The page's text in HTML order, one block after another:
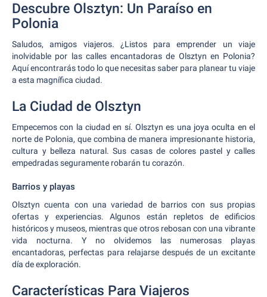
Descubre Olsztyn: Un Paraíso en
Polonia
Saludos, amigos viajeros. ¿Listos para emprender un viaje
inolvidable por las calles encantadoras de Olsztyn en Polonia?
Aquí encontrarás todo lo que necesitas saber para planear tu viaje
a esta magnífica ciudad.
La Ciudad de Olsztyn
Empecemos con la ciudad en sí. Olsztyn es una joya oculta en el
norte de Polonia, que combina de manera impresionante historia,
cultura y belleza natural. Sus casas de colores pastel y calles
empedradas seguramente robarán tu corazón.
Barrios y playas
Olsztyn cuenta con una variedad de barrios con sus propias
ofertas y experiencias. Algunos están repletos de edificios
históricos y museos, mientras que otros rebosan con una vibrante
vida nocturna. Y no olvidemos las numerosas playas
encantadoras, perfectas para relajarse después de un excitante
día de exploración.
Características Para Viajeros